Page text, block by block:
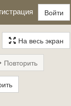
Войти
На весь экран
Повторить